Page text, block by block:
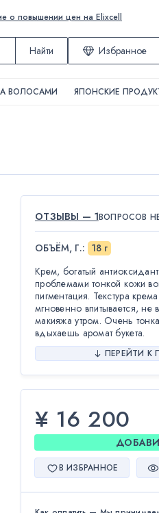
о повышении цен на Elixcell
Найти Избранное
ВОЛОСАМИ ЯПОНСКИЕ
ОТЗЫВЫ — 1ВОПРОСОВ
ОБЪЁМ, Г.: 18 г
Крем, богатый
проблемами тонкой кожи
пигментация. Текстура
мгновенно впитывается,
макияжа утром. Очень
вдыхаешь аромат букета.
ПЕРЕЙТИ
¥ 16 200
В ИЗБРАННОЕ